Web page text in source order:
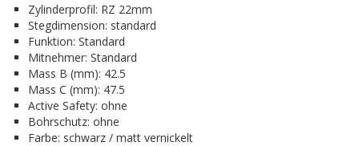
Zylinderprofil: RZ 22mm
Stegdimension: standard
Funktion: Standard
Mitnehmer: Standard
Mass B (mm): 42.5
Mass C (mm): 47.5
Active Safety: ohne
Bohrschutz: ohne
Farbe: schwarz / matt vernickelt